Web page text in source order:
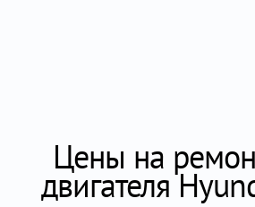
Цены на
двигателя